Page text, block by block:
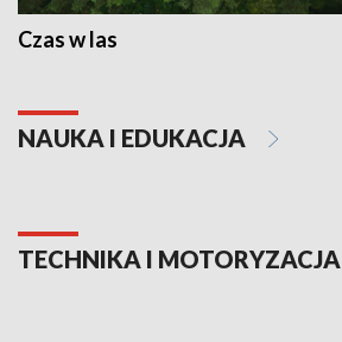
Czas w las
NAUKA I EDUKACJA
TECHNIKA I MOTORYZACJA